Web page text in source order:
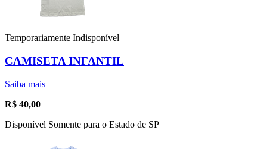
Temporariamente Indisponível
CAMISETA INFANTIL
Saiba mais
R$ 40,00
Disponível Somente para o Estado de SP